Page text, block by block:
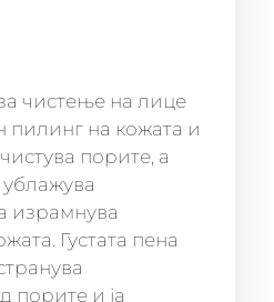
чистење на лице
пилинг на кожата и
порите, а
израмнува
Густата пена
порите и ја